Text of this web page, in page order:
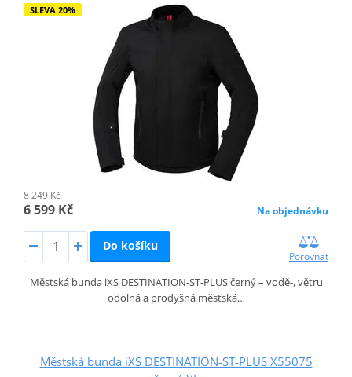
SLEVA 20%
8 249 Kč
6 599 Kč Na objednávku
Do košíku
Porovnat
Městská bunda iXS DESTINATION‑ST‑PLUS černý – vodě‑, větru
odolná a prodyšná městská…
Městská bunda iXS DESTINATION-ST-PLUS X55075